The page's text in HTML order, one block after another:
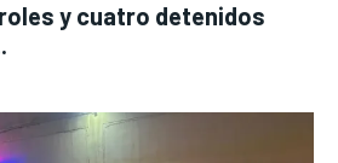
y cuatro detenidos